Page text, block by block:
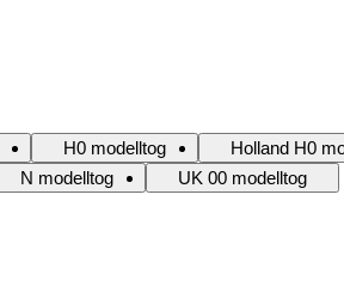
H0 modelltog Holland H0
N modelltog UK 00 modelltog